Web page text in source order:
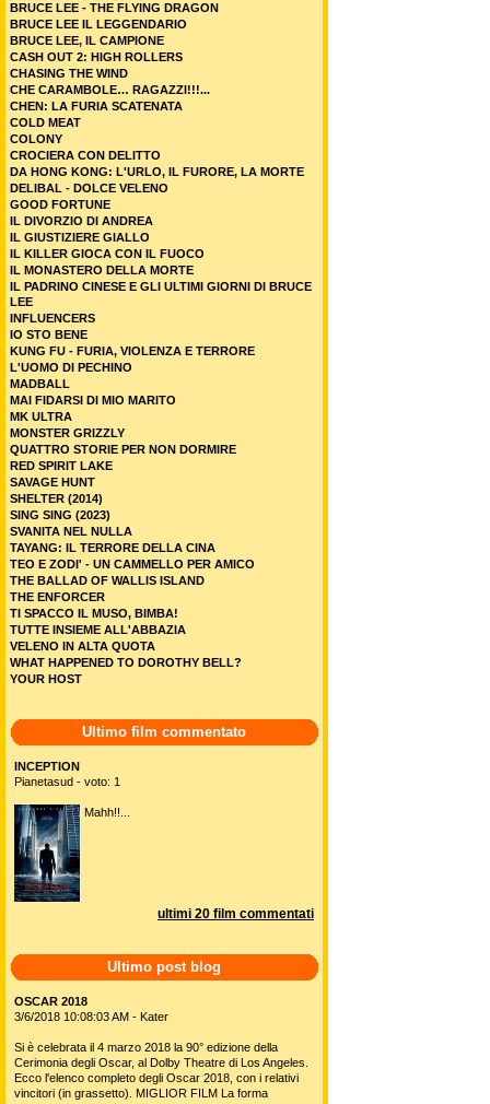
BRUCE LEE - THE FLYING DRAGON
BRUCE LEE IL LEGGENDARIO
BRUCE LEE, IL CAMPIONE
CASH OUT 2: HIGH ROLLERS
CHASING THE WIND
CHE CARAMBOLE… RAGAZZI!!!...
CHEN: LA FURIA SCATENATA
COLD MEAT
COLONY
CROCIERA CON DELITTO
DA HONG KONG: L'URLO, IL FURORE, LA MORTE
DELIBAL - DOLCE VELENO
GOOD FORTUNE
IL DIVORZIO DI ANDREA
IL GIUSTIZIERE GIALLO
IL KILLER GIOCA CON IL FUOCO
IL MONASTERO DELLA MORTE
IL PADRINO CINESE E GLI ULTIMI GIORNI DI BRUCE
LEE
INFLUENCERS
IO STO BENE
KUNG FU - FURIA, VIOLENZA E TERRORE
L'UOMO DI PECHINO
MADBALL
MAI FIDARSI DI MIO MARITO
MK ULTRA
MONSTER GRIZZLY
QUATTRO STORIE PER NON DORMIRE
RED SPIRIT LAKE
SAVAGE HUNT
SHELTER (2014)
SING SING (2023)
SVANITA NEL NULLA
TAYANG: IL TERRORE DELLA CINA
TEO E ZODI' - UN CAMMELLO PER AMICO
THE BALLAD OF WALLIS ISLAND
THE ENFORCER
TI SPACCO IL MUSO, BIMBA!
TUTTE INSIEME ALL'ABBAZIA
VELENO IN ALTA QUOTA
WHAT HAPPENED TO DOROTHY BELL?
YOUR HOST
Ultimo film commentato
INCEPTION
Pianetasud - voto: 1
Mahh!!...
ultimi 20 film commentati
Ultimo post blog
OSCAR 2018
3/6/2018 10:08:03 AM - Kater
Si è celebrata il 4 marzo 2018 la 90° edizione della
Cerimonia degli Oscar, al Dolby Theatre di Los Angeles.
Ecco l'elenco completo degli Oscar 2018, con i relativi
vincitori (in grassetto). MIGLIOR FILM La forma